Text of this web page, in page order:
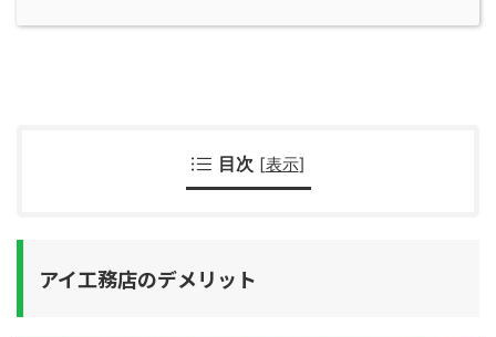
目次 [表示]
アイ工務店のデメリット